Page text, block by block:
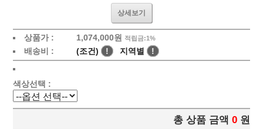
상세보기
상품가 : 1,074,000원 적립금:1%
배송비 : (조건) ! 지역별 !
색상선택 :
총 상품 금액 0 원